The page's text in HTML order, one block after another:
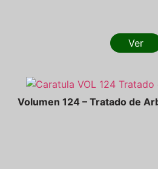
Ver
Volumen 124 – Tratado de